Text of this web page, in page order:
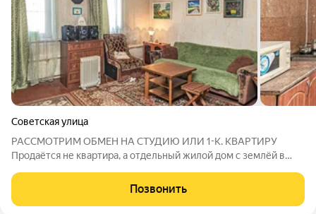
Советская улица
РАССМОТРИМ ОБМЕН НА СТУДИЮ ИЛИ 1-К. КВАРТИРУ
Продаётся не квартира, а отдельный жилой дом с землёй в
взрослая и детская
Позвонить